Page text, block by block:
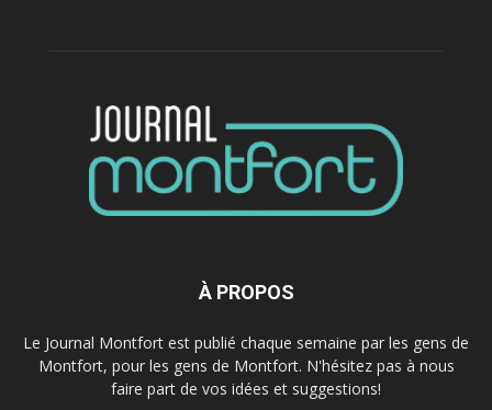
À PROPOS
Le Journal Montfort est publié chaque semaine par les gens de
Montfort, pour les gens de Montfort. N'hésitez pas à nous
faire part de vos idées et suggestions!